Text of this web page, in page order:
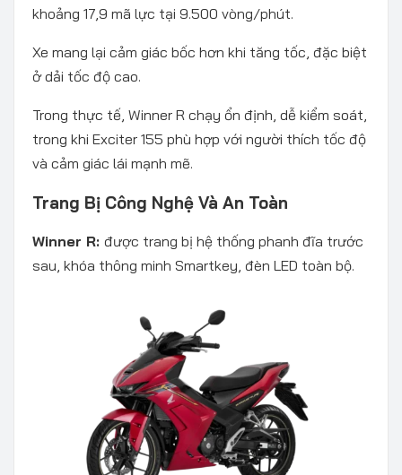
khoảng 17,9 mã lực tại 9.500 vòng/phút.
Xe mang lại cảm giác bốc hơn khi tăng tốc, đặc biệt
ở dải tốc độ cao.
Trong thực tế, Winner R chạy ổn định, dễ kiểm soát,
trong khi Exciter 155 phù hợp với người thích tốc độ
và cảm giác lái mạnh mẽ.
Trang Bị Công Nghệ Và An Toàn
Winner R: được trang bị hệ thống phanh đĩa trước
sau, khóa thông minh Smartkey, đèn LED toàn bộ.